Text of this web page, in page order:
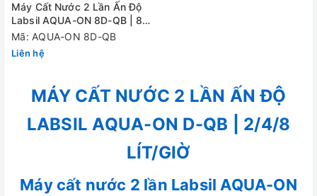
Máy Cất Nước 2 Lần Ấn Độ
Labsil AQUA-ON 8D-QB | 8
Lít
Mã: AQUA-ON 8D-QB
Liên hệ
MÁY CẤT NƯỚC 2 LẦN ẤN ĐỘ
LABSIL AQUA-ON D-QB | 2/4/8
LÍT/GIỜ
Máy cất nước 2 lần Labsil AQUA-ON